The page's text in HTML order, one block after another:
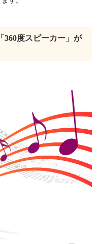
360度スピーカー」が